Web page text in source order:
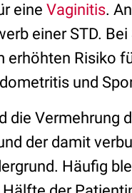
eine Vaginitis.
einer STD.
erhöhten Risiko
und
die Vermehrung
der damit
Häufig